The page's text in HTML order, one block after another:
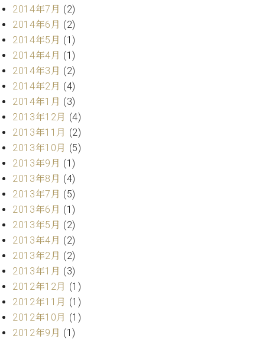
問
い
合
わ
尾山調律師のブ
ログ Die
Musikgasse（音
楽の小道）
2014年7月 (2)
2014年6月 (2)
2014年5月 (1)
2014年4月 (1)
2014年3月 (2)
2014年2月 (4)
2014年1月 (3)
2013年12月 (4)
2013年11月 (2)
2013年10月 (5)
2013年9月 (1)
2013年8月 (4)
2013年7月 (5)
2013年6月 (1)
2013年5月 (2)
2013年4月 (2)
2013年2月 (2)
2013年1月 (3)
2012年12月 (1)
2012年11月 (1)
2012年10月 (1)
2012年9月 (1)